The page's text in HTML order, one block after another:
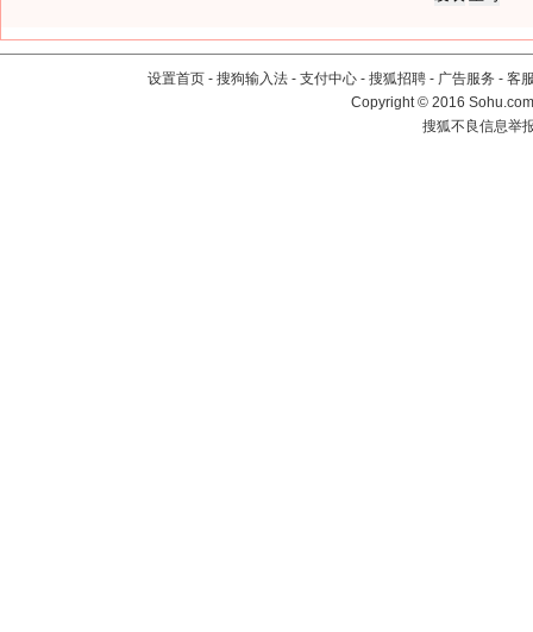
设置首页 - 搜狗输入法 - 支付中心 - 搜狐招聘 - 广告服务 - 客
Copyright©2016
搜狐不良信息举